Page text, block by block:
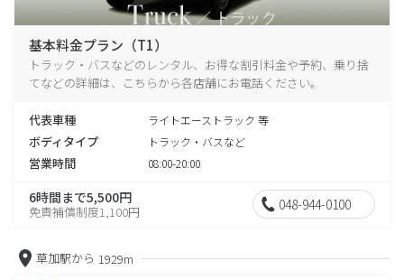
基本料金プラン（T1）
トラック・バスなどのレンタル、お得な割引料金や予約、乗り捨
てなどの詳細は、こちらから各店舗にお電話ください。
代表車種 ライトエーストラック 等
ボディタイプ トラック・バスなど
営業時間 08:00-20:00
6時間まで5,500円
免責補償制度1,100円 048-944-0100
草加駅から 1929m